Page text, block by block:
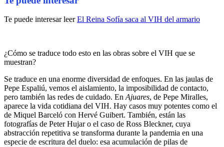
Te puede interesar leerEl Reina Sofía saca al VIH del armario
¿Cómo se traduce todo esto en las obras sobre el VIH que se
muestran?
Se traduce en una enorme diversidad de enfoques. En las jaulas de
Pepe Espaliú, vemos el aislamiento, la imposibilidad de contacto,
pero también las redes de cuidado. En Ajuares, de Pepe Miralles,
aparece la vida cotidiana del VIH. Hay casos muy potentes como el
de Miquel Barceló con Hervé Guibert. También, están las
fotografías de Peter Hujar o el caso de Ross Bleckner, cuya
abstracción repetitiva se transforma durante la pandemia en una
especie de escritura del duelo: esa acumulación de pilas de